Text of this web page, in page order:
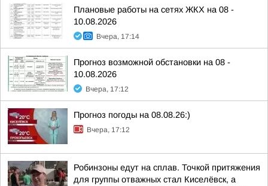
Плановые работы на сетях ЖКХ на 08 -
10.08.2026
Вчера, 17:14
Прогноз возможной обстановки на 08 -
10.08.2026
Вчера, 17:12
Прогноз погоды на 08.08.26:)
Вчера, 17:12
Робинзоны едут на сплав. Точкой притяжения
для группы отважных стал Киселёвск, а